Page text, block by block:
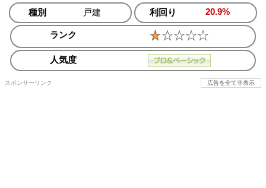
種別 戸建 利回り 20.9%
ランク
人気度
スポンサーリンク 広告を全て非表示